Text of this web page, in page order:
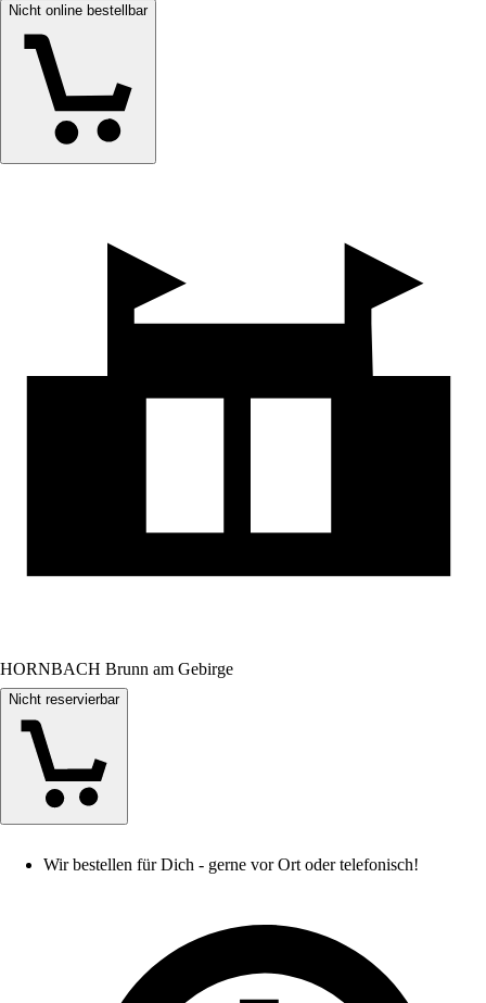
Nicht online bestellbar
HORNBACH Brunn am Gebirge
Nicht reservierbar
Wir bestellen für Dich - gerne vor Ort oder telefonisch!